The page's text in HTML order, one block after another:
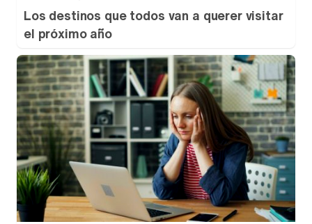
Los destinos que todos van a querer visitar
el próximo año